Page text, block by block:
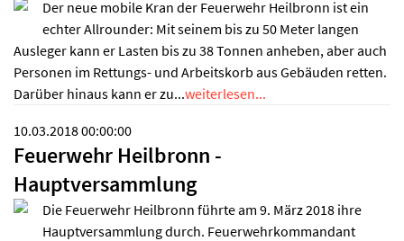
Der neue mobile Kran der Feuerwehr Heilbronn ist ein
echter Allrounder: Mit seinem bis zu 50 Meter langen
Ausleger kann er Lasten bis zu 38 Tonnen anheben, aber auch
Personen im Rettungs- und Arbeitskorb aus Gebäuden retten.
Darüber hinaus kann er zu...weiterlesen...
10.03.2018 00:00:00
Feuerwehr Heilbronn -
Hauptversammlung
Die Feuerwehr Heilbronn führte am 9. März 2018 ihre
Hauptversammlung durch. Feuerwehrkommandant